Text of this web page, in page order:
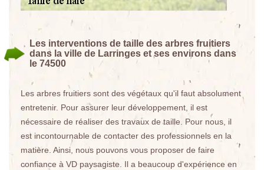
Les interventions de taille des arbres fruitiers
dans la ville de Larringes et ses environs dans
le 74500
Les arbres fruitiers sont des végétaux qu'il faut absolument
entretenir. Pour assurer leur développement, il est
nécessaire de réaliser des travaux de taille. Pour nous, il
est incontournable de contacter des professionnels en la
matière. Ainsi, nous pouvons vous proposer de faire
confiance à VD paysagiste. Il a beaucoup d'expérience en